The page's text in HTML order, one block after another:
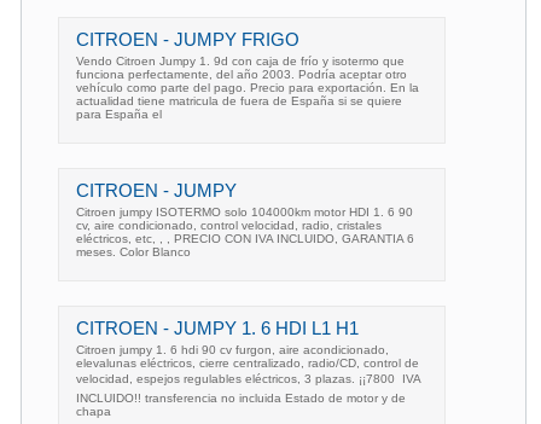
CITROEN - JUMPY FRIGO
Vendo Citroen Jumpy 1. 9d con caja de frío y isotermo que
funciona perfectamente, del año 2003. Podría aceptar otro
vehículo como parte del pago. Precio para exportación. En la
actualidad tiene matricula de fuera de España si se quiere
para España el
CITROEN - JUMPY
Citroen jumpy ISOTERMO solo 104000km motor HDI 1. 6 90
cv, aire condicionado, control velocidad, radio, cristales
eléctricos, etc, , , PRECIO CON IVA INCLUIDO, GARANTIA 6
meses. Color Blanco
CITROEN - JUMPY 1. 6 HDI L1 H1
Citroen jumpy 1. 6 hdi 90 cv furgon, aire acondicionado,
elevalunas eléctricos, cierre centralizado, radio/CD, control de
velocidad, espejos regulables eléctricos, 3 plazas. ¡¡7800  IVA
INCLUIDO!! transferencia no incluida Estado de motor y de
chapa